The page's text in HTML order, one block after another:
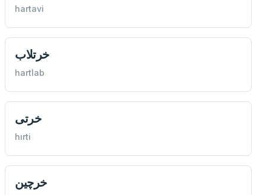
hartavi
خرتلاب
hartlab
خرتی
hırti
خرچين